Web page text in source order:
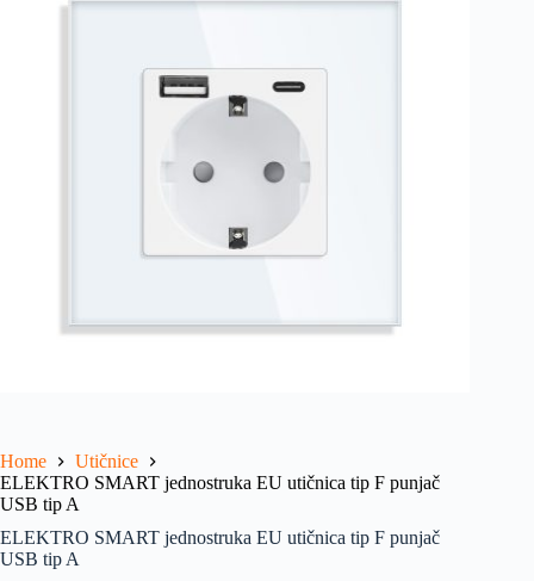
Home
Utičnice
ELEKTRO SMART jednostruka EU utičnica tip F punjač
USB tip A
ELEKTRO SMART jednostruka EU utičnica tip F punjač
USB tip A